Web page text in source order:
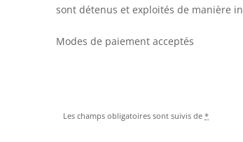
sont détenus et exploités de manière
Modes de paiement acceptés
Les champs obligatoires sont suivis de *